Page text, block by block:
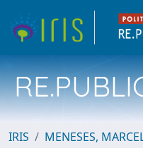
IRIS MENESES,